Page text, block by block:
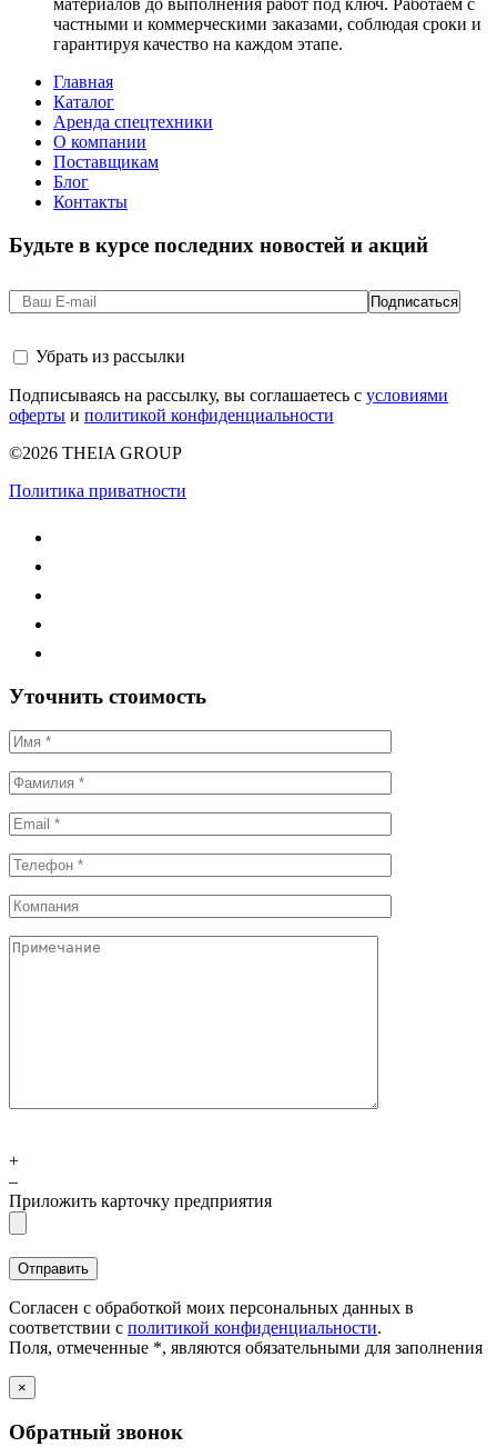
материалов до выполнения работ под ключ. Работаем с
частными и коммерческими заказами, соблюдая сроки и
гарантируя качество на каждом этапе.
Главная
Каталог
Аренда спецтехники
О компании
Поставщикам
Блог
Контакты
Будьте в курсе последних новостей и акций
Убрать из рассылки
Подписываясь на рассылку, вы соглашаетесь с условиями
оферты и политикой конфиденциальности
©2026 THEIA GROUP
Политика приватности
Уточнить стоимость
+
–
Приложить карточку предприятия
Согласен с обработкой моих персональных данных в
соответствии с политикой конфиденциальности.
Поля, отмеченные *, являются обязательными для заполнения
×
Обратный звонок